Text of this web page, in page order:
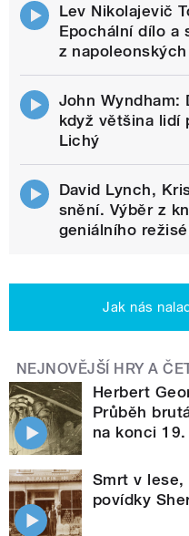
Lev Nikolajevič
Epochální dílo a
z
John Wyndham:
když většina lidí
Lichý
David Lynch,
snění. Výběr z
geniálního
Jak nás
NEJNOVĚJŠÍ HRY A
Herbert
Průběh
na konci
Smrt v
povídky